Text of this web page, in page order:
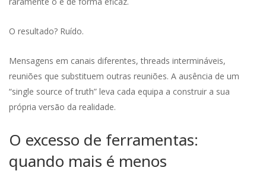
O resultado? Ruído.
Mensagens em canais diferentes, threads intermináveis,
reuniões que substituem outras reuniões. A ausência de um
“single source of truth” leva cada equipa a construir a sua
própria versão da realidade.
O excesso de ferramentas:
quando mais é menos